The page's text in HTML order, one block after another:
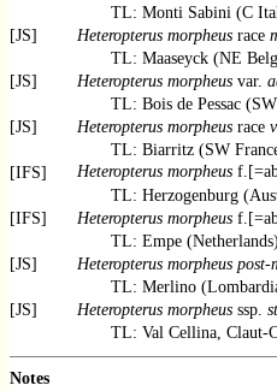
TL: Monti Sabini (C
[JS]
Heteropterus morpheus race
TL: Maaseyck (NE
[JS]
Heteropterus morpheus var.
TL: Bois de Pessac
[JS]
Heteropterus morpheus race
TL: Biarritz (SW
[IFS]
Heteropterus morpheus
TL: Herzogenburg
[IFS]
Heteropterus morpheus
TL: Empe
[JS]
Heteropterus morpheus post-
TL: Merlino
[JS]
Heteropterus morpheus ssp.
TL: Val Cellina, Claut-
Notes